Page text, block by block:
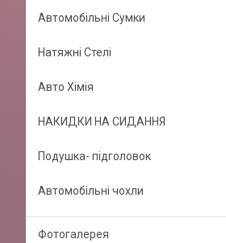
Автомобільні Сумки
Натяжні Стелі
Авто Хімія
НАКИДКИ НА СИДАННЯ
Подушка- підголовок
Автомобільні чохли
Фотогалерея